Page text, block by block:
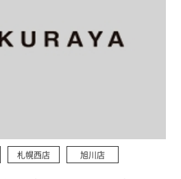
札幌西店 旭川店